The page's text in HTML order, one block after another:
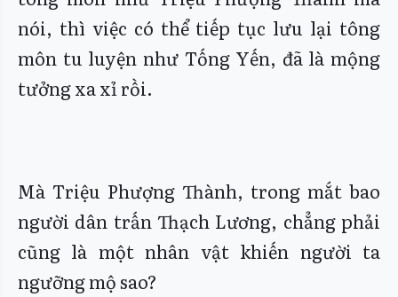
nói, thì việc có thể tiếp tục lưu lại tông
môn tu luyện như Tống Yến, đã là mộng
tưởng xa xỉ rồi.
Mà Triệu Phượng Thành, trong mắt bao
người dân trấn Thạch Lương, chẳng phải
cũng là một nhân vật khiến người ta
ngưỡng mộ sao?